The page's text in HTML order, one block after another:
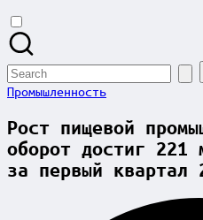
Search
for:
Posted
Промышленность
Рост пищевой
оборот достиг 221
за первый квартал